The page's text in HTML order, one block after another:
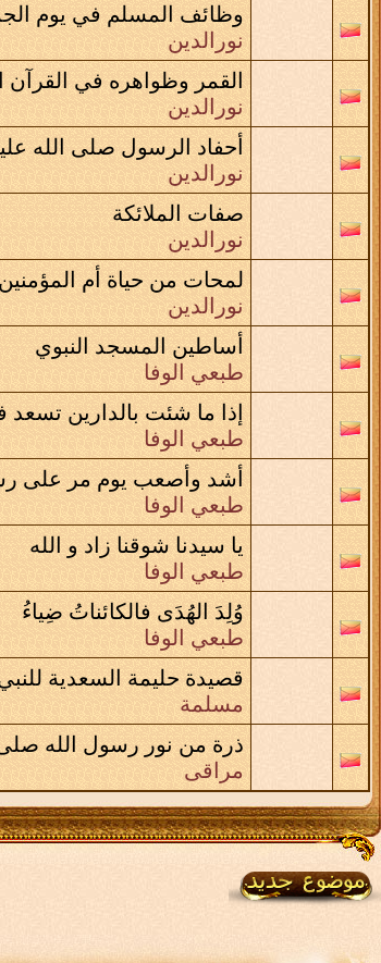
وظائف المسلم في يوم
نورالدين
القمر وظواهره في القرآن
نورالدين
أحفاد الرسول صلى الله
نورالدين
صفات الملائكة
نورالدين
لمحات من حياة أم
نورالدين
أساطين المسجد النبوي
طبعي الوفا
إذا ما شئت بالدارين تسعد
طبعي الوفا
أشد وأصعب يوم مر على
طبعي الوفا
يا سيدنا شوقنا زاد و الله
طبعي الوفا
وُلِدَ الهُدَى فالكائناتُ ضِياءُ
طبعي الوفا
قصيدة حليمة السعدية
مسلمة
ذرة من نور رسول الله
مراقى